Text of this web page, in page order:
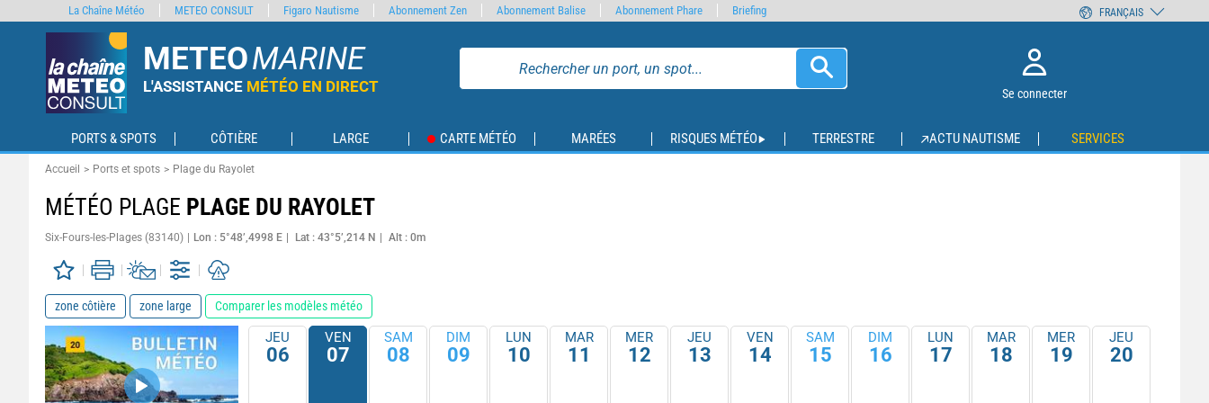
METEOMARINE
L'ASSISTANCE MÉTÉO EN DIRECT Se connecter
PORTS & SPOTS CÔTIÈRE LARGE CARTE MÉTÉO MARÉES RISQUES MÉTÉO TERRESTRE ACTU NAUTISME SERVICES
Accueil Ports et spots Plage du Rayolet
MÉTÉO PLAGE PLAGE DU RAYOLET
Six-Fours-les-Plages (83140) Lon : 5°48’,4998 E Lat : 43°5’,214 N Alt : 0m
zone côtière zone large Comparer les modèles météo
JEU
06
VEN
07
SAM
08
DIM
09
LUN
10
MAR
11
MER
12
JEU
13
VEN
14
SAM
15
DIM
16
LUN
17
MAR
18
MER
19
JEU
20
La Chaîne Météo METEO CONSULT Figaro Nautisme Abonnement Zen Abonnement Balise Abonnement Phare Briefing FRANÇAIS